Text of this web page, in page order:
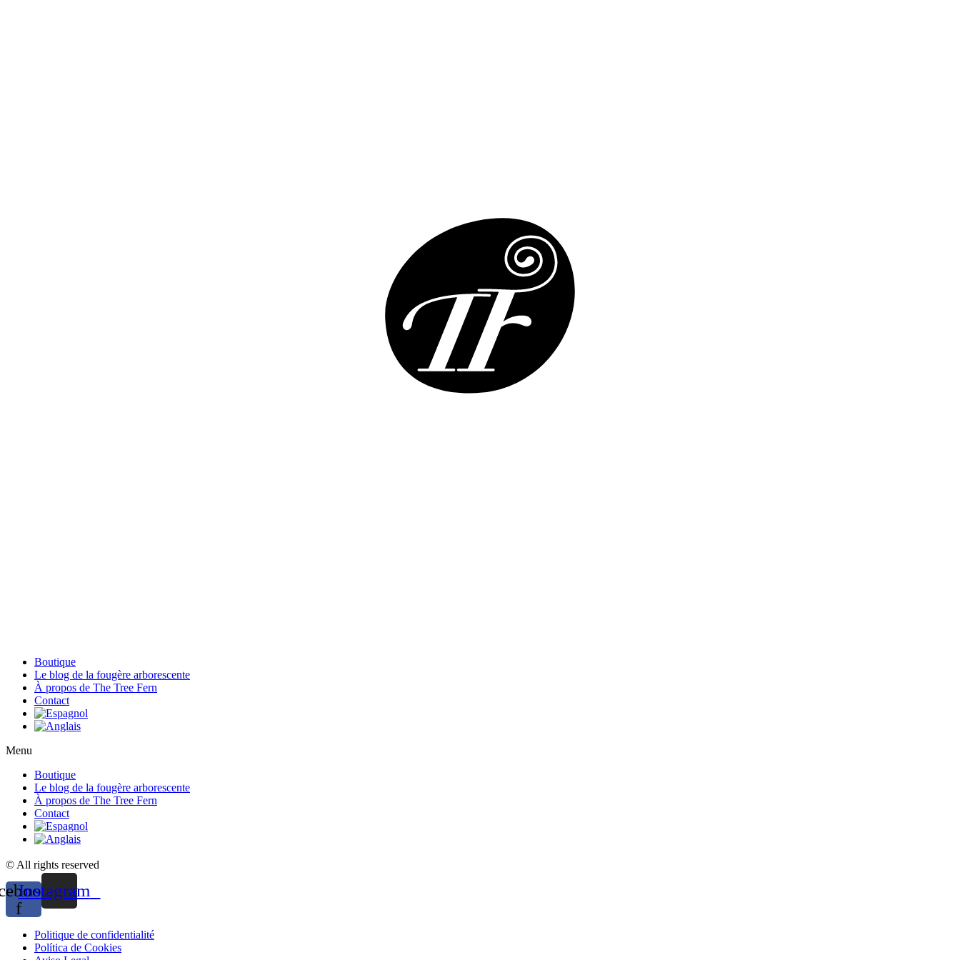
Boutique
Le blog de la fougère arborescente
À propos de The Tree Fern
Contact
Menu
Boutique
Le blog de la fougère arborescente
À propos de The Tree Fern
Contact
© All rights reserved
f
Instagram
Politique de confidentialité
Política de Cookies